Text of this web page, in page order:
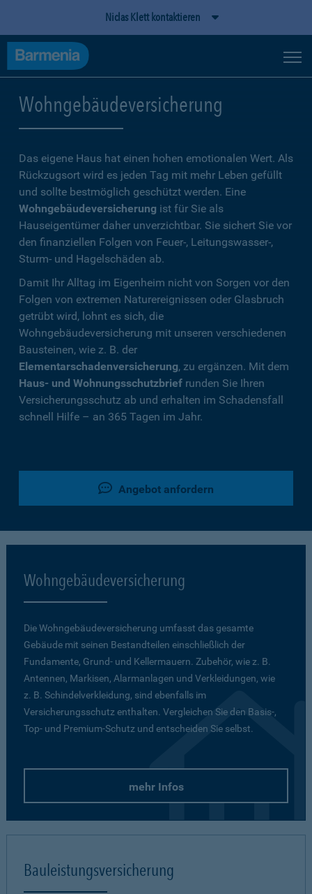
Niclas Klett kontaktieren
Wohngebäudeversicherung
Das eigene Haus hat einen hohen emotionalen Wert. Als
Rückzugsort wird es jeden Tag mit mehr Leben gefüllt
und sollte bestmöglich geschützt werden. Eine
Wohngebäudeversicherung ist für Sie als
Hauseigentümer daher unverzichtbar. Sie sichert Sie vor
den finanziellen Folgen von Feuer-, Leitungswasser-,
Sturm- und Hagelschäden ab.
Damit Ihr Alltag im Eigenheim nicht von Sorgen vor den
Folgen von extremen Naturereignissen oder Glasbruch
getrübt wird, lohnt es sich, die
Wohngebäudeversicherung mit unseren verschiedenen
Bausteinen, wie z. B. der
Elementarschadenversicherung, zu ergänzen. Mit dem
Haus- und Wohnungsschutzbrief runden Sie Ihren
Versicherungsschutz ab und erhalten im Schadensfall
schnell Hilfe – an 365 Tagen im Jahr.
Angebot anfordern
Wohngebäudeversicherung
Die Wohngebäudeversicherung umfasst das gesamte
Gebäude mit seinen Bestandteilen einschließlich der
Fundamente, Grund- und Kellermauern. Zubehör, wie z. B.
Antennen, Markisen, Alarmanlagen und Verkleidungen, wie
z. B. Schindelverkleidung, sind ebenfalls im
Versicherungsschutz enthalten. Vergleichen Sie den Basis-,
Top- und Premium-Schutz und entscheiden Sie selbst.
mehr Infos
Bauleistungsversicherung